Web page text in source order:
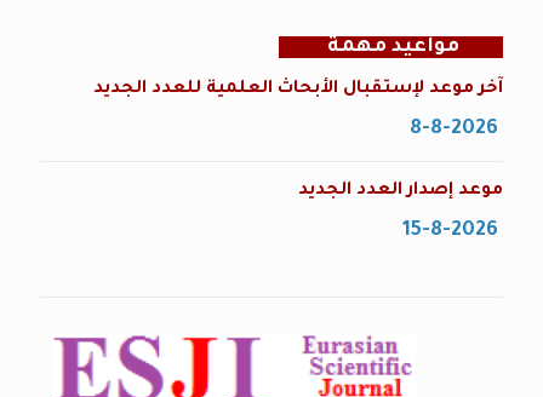
مواعيد مهمة
آخر موعد لإستقبال الأبحاث العلمية للعدد الجديد
موعد إصدار العدد الجديد